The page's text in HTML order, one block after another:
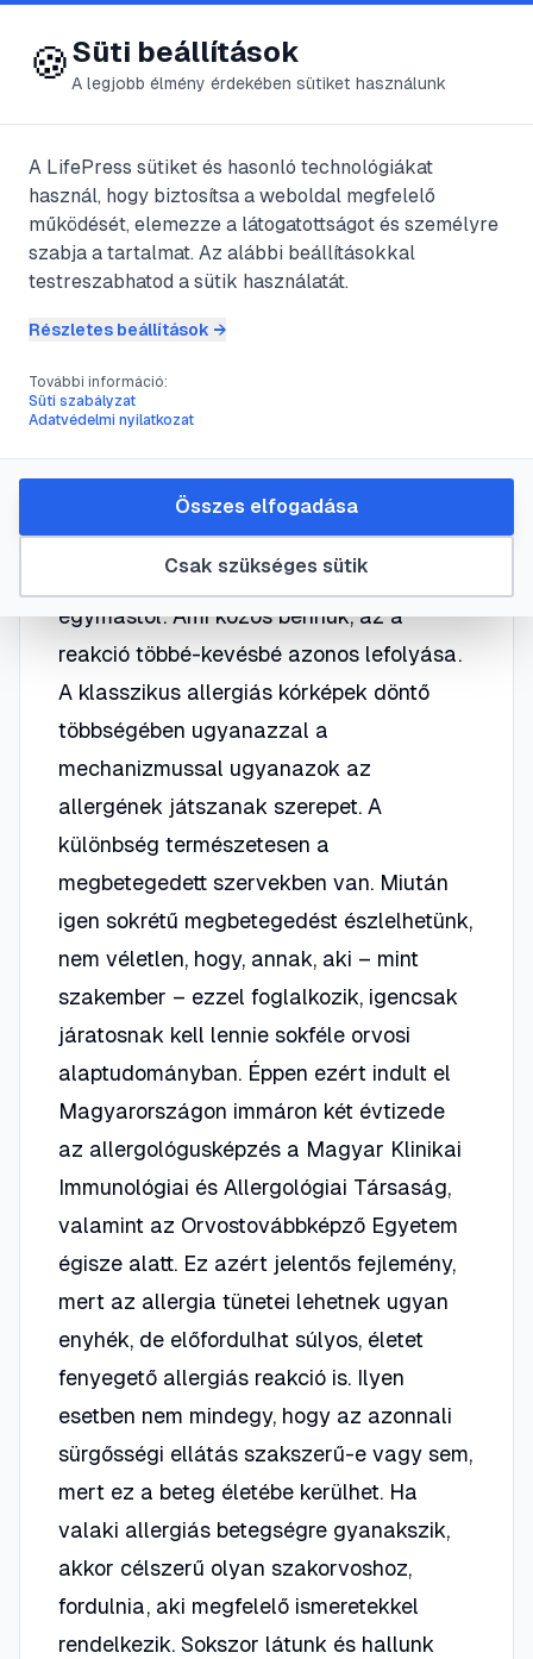
😍 LifePress
@femgro
2025. május 10. · 3perc olvasás
Az allergiát kiváltó
tényezők
#allergia
Az allergiát kiváltó tényezők igen
sokrétűek, és az allergiás
megbetegedések is különböznek
egymástól. Ami közös bennük, az a
reakció többé-kevésbé azonos lefolyása.
A klasszikus allergiás kórképek döntő
többségében ugyanazzal a
mechanizmussal ugyanazok az
allergének játszanak szerepet. A
különbség természetesen a
megbetegedett szervekben van. Miután
igen sokrétű megbetegedést észlelhetünk,
nem véletlen, hogy, annak, aki – mint
szakember – ezzel foglalkozik, igencsak
járatosnak kell lennie sokféle orvosi
alaptudományban. Éppen ezért indult el
Magyarországon immáron két évtizede
az allergológusképzés a Magyar Klinikai
Immunológiai és Allergológiai Társaság,
valamint az Orvostovábbképző Egyetem
égisze alatt. Ez azért jelentős fejlemény,
mert az allergia tünetei lehetnek ugyan
enyhék, de előfordulhat súlyos, életet
fenyegető allergiás reakció is. Ilyen
esetben nem mindegy, hogy az azonnali
sürgősségi ellátás szakszerű-e vagy sem,
mert ez a beteg életébe kerülhet. Ha
valaki allergiás betegségre gyanakszik,
akkor célszerű olyan szakorvoshoz,
fordulnia, aki megfelelő ismeretekkel
rendelkezik. Sokszor látunk és hallunk
🍪Süti beállítások
A legjobb élmény érdekében sütiket használunk
A LifePress sütiket és hasonló technológiákat
használ, hogy biztosítsa a weboldal megfelelő
működését, elemezze a látogatottságot és személyre
szabja a tartalmat. Az alábbi beállításokkal
testreszabhatod a sütik használatát.
Részletes beállítások →
További információ:
Süti szabályzat
Adatvédelmi nyilatkozat
Csak szükséges sütik
Összes elfogadása